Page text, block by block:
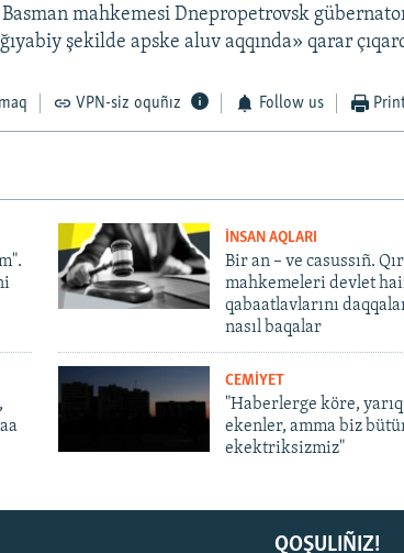
Basman mahkemesi Dnepropetrovsk
şekilde apske aluv aqqında» qarar
VPN-siz oquñız Follow us
İNSAN AQLARI
Bir an – ve casussıñ.
mahkemeleri devlet
qabaatlavlarını
nasıl baqalar
CEMİYET
"Haberlerge köre,
ekenler, amma biz
ekektriksizmiz"
QOŞULIÑIZ!